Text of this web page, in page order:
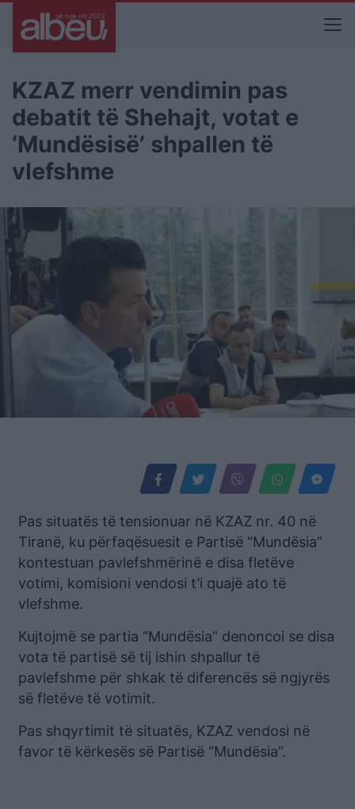
KZAZ merr vendimin pas
debatit të Shehajt, votat e
‘Mundësisë’ shpallen të
vlefshme
Pas situatës të tensionuar në KZAZ nr. 40 në
Tiranë, ku përfaqësuesit e Partisë “Mundësia”
kontestuan pavlefshmërinë e disa fletëve
votimi, komisioni vendosi t’i quajë ato të
vlefshme.
Kujtojmë se partia “Mundësia” denoncoi se disa
vota të partisë së tij ishin shpallur të
pavlefshme për shkak të diferencës së ngjyrës
së fletëve të votimit.
Pas shqyrtimit të situatës, KZAZ vendosi në
favor të kërkesës së Partisë “Mundësia”.